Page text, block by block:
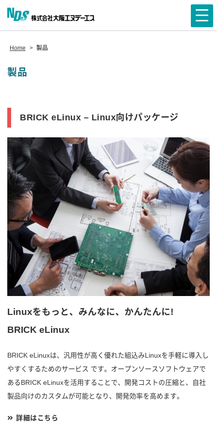
Home > 製品
製品
BRICK eLinux – Linux向けパッケージ
Linuxをもっと、みんなに、かんたんに!
BRICK eLinux
BRICK eLinuxは、汎用性が高く優れた組込みLinuxを手軽に導入し
やすくするためのサービス です。オープンソースソフトウェアで
あるBRICK eLinuxを活用することで、開発コストの圧縮と、自社
製品向けのカスタムが可能となり、開発効率を高めます。
詳細はこちら